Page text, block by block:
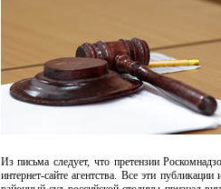
Из письма следует, что претензии
интернет-сайте агентства. Все эти